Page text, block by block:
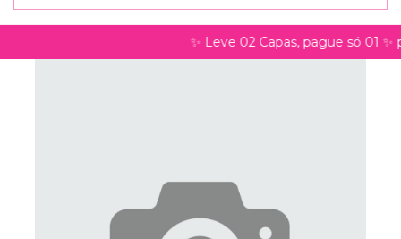
✨ Leve 02 Capas, pague só 01 ✨